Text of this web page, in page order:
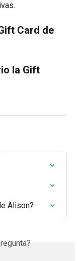
Card de
la Gift
Alison?